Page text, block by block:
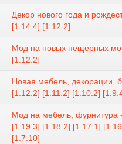
Декор нового года и
[1.14.4] [1.12.2]
Мод на новых пещерных
[1.12.2]
Новая мебель, декорации,
[1.12.2] [1.11.2] [1.10.2]
Мод на мебель, фурнитура
[1.19.3] [1.18.2] [1.17.1]
[1.7.10]